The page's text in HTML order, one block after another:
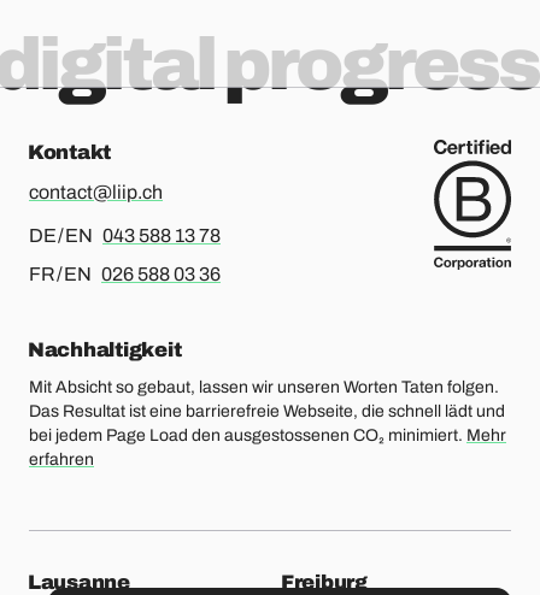
progress
Kontakt
contact@liip.ch
DE / EN Für Deutsch oder Englisch, bitte anrufen
043 588 13 78
FR / EN Für Französisch oder Englisch, bitte anrufen
026 588 03 36
Nachhaltigkeit
Mit Absicht so gebaut, lassen wir unseren Worten Taten folgen.
Das Resultat ist eine barrierefreie Webseite, die schnell lädt und
bei jedem Page Load den ausgestossenen CO₂ minimiert. Mehr
erfahren
Lausanne Freiburg